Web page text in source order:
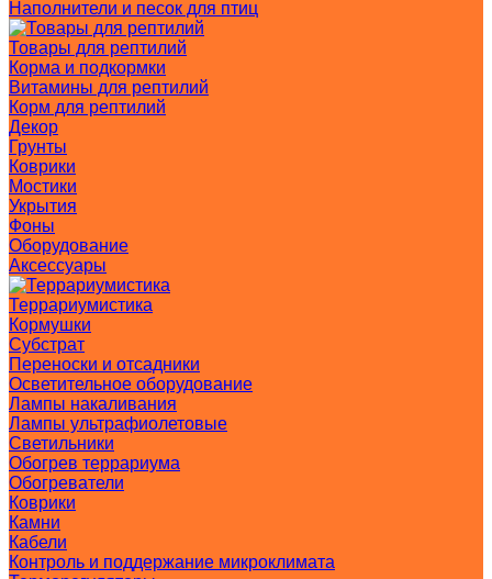
Наполнители и песок для птиц
Товары для рептилий
Корма и подкормки
Витамины для рептилий
Корм для рептилий
Декор
Грунты
Коврики
Мостики
Укрытия
Фоны
Оборудование
Аксессуары
Террариумистика
Кормушки
Субстрат
Переноски и отсадники
Осветительное оборудование
Лампы накаливания
Лампы ультрафиолетовые
Светильники
Обогрев террариума
Обогреватели
Коврики
Камни
Кабели
Контроль и поддержание микроклимата